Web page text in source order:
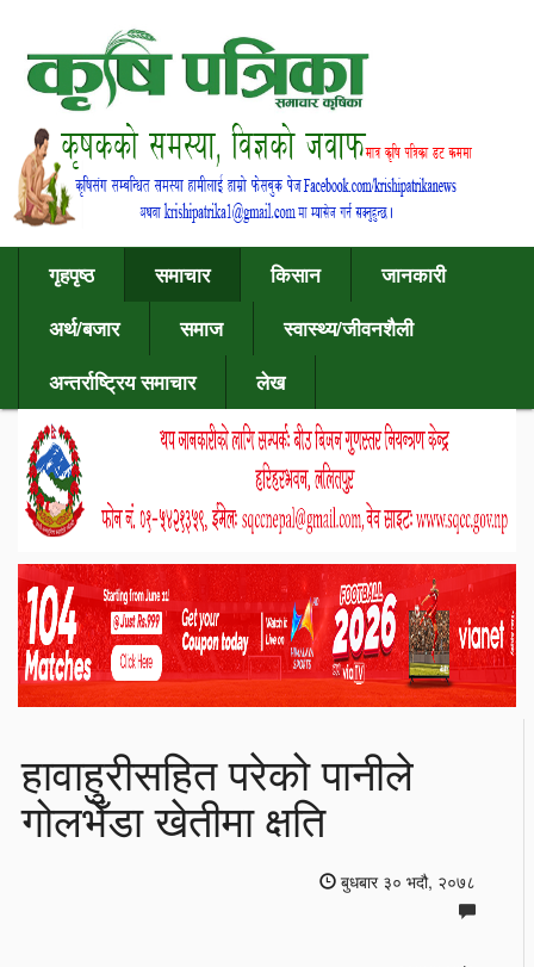
गृहपृष्ठ समाचार किसान
जानकारी
अर्थ/बजार
समाज
स्वास्थ्य/जीवनशैली
अन्तर्राष्ट्रिय समाचार
लेख
हावाहुरीसहित परेको पानीले
गोलभेँडा खेतीमा क्षति
बुधबार ३० भदौ, २०७८